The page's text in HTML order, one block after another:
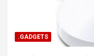
.GADGETS